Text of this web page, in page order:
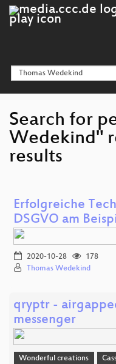
Search for
Wedekind"
results
Erfolgreiche
DSGVO am
2020-10-28
178
Thomas Wedekind
qryptr -
messenger
Wonderful creations